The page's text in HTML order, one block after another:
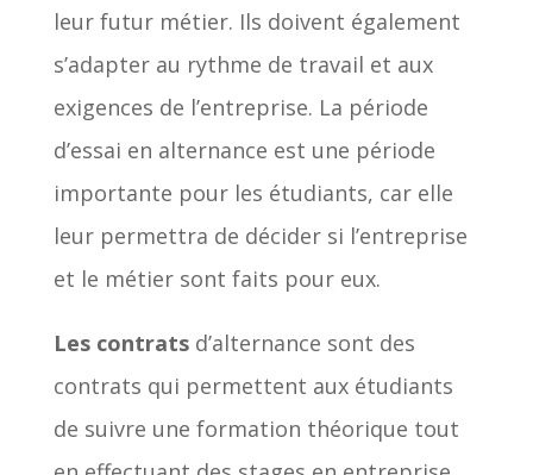
leur futur métier. Ils doivent également
s’adapter au rythme de travail et aux
exigences de l’entreprise. La période
d’essai en alternance est une période
importante pour les étudiants, car elle
leur permettra de décider si l’entreprise
et le métier sont faits pour eux.
Les contratsd’alternance sont des
contrats qui permettent aux étudiants
de suivre une formation théorique tout